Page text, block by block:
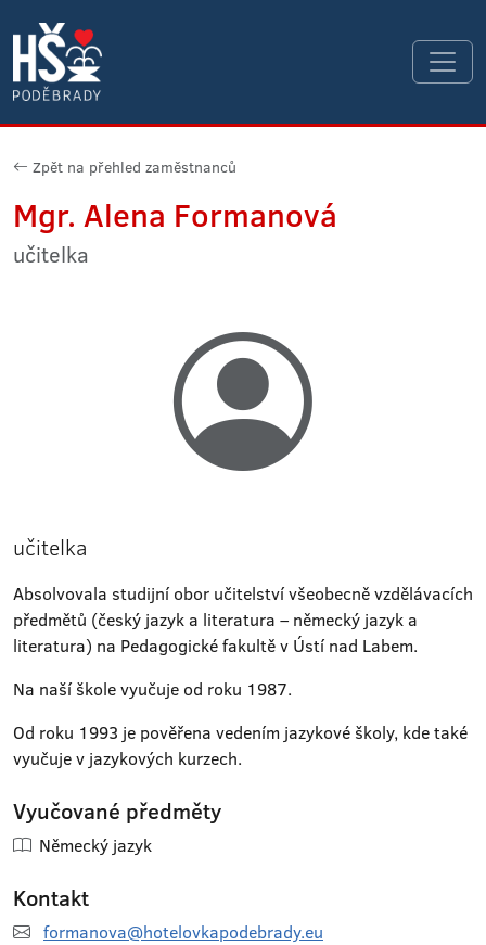
Zpět na přehled zaměstnanců
Mgr. Alena Formanová
učitelka
učitelka
Absolvovala studijní obor učitelství všeobecně vzdělávacích
předmětů (český jazyk a literatura – německý jazyk a
literatura) na Pedagogické fakultě v Ústí nad Labem.
Na naší škole vyučuje od roku 1987.
Od roku 1993 je pověřena vedením jazykové školy, kde také
vyučuje v jazykových kurzech.
Vyučované předměty
Německý jazyk
Kontakt
formanova@hotelovkapodebrady.eu